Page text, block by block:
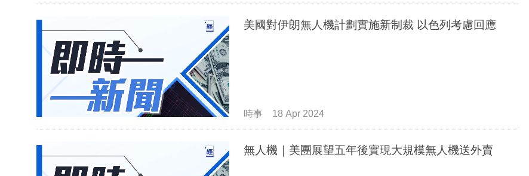
美國對伊朗無人機計劃實施新制裁 以色列考慮回應
時事 18 Apr 2024
無人機｜美團展望五年後實現大規模無人機送外賣